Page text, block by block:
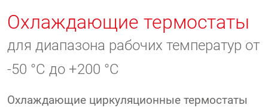
Охлаждающие термостаты
для диапазона рабочих температур от
-50 °C до +200 °C
Охлаждающие циркуляционные термостаты